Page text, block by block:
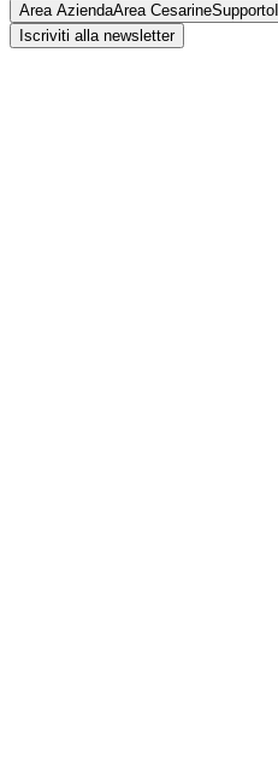
Area AziendaArea CesarineSupporto
Iscriviti alla newsletter